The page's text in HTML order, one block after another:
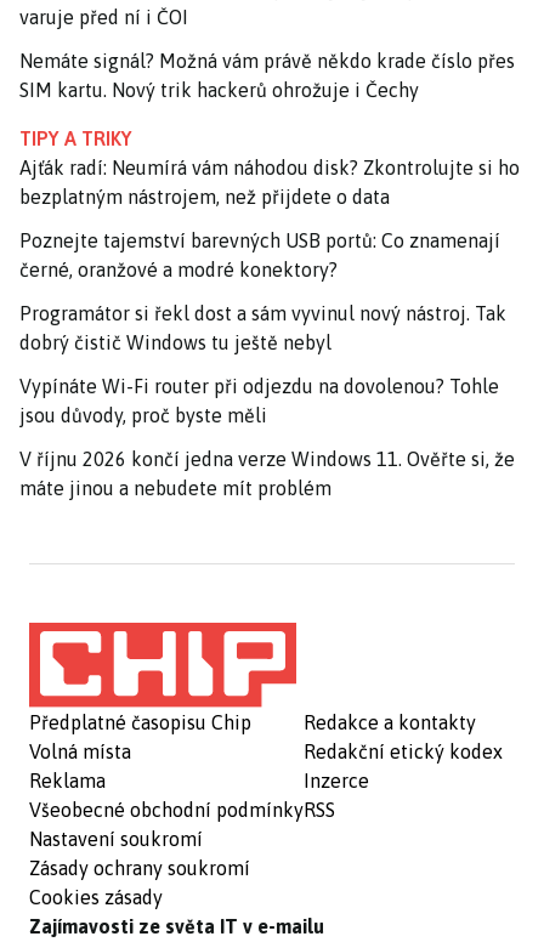
varuje před ní i ČOI
Nemáte signál? Možná vám právě někdo krade číslo přes
SIM kartu. Nový trik hackerů ohrožuje i Čechy
TIPY A TRIKY
Ajťák radí: Neumírá vám náhodou disk? Zkontrolujte si ho
bezplatným nástrojem, než přijdete o data
Poznejte tajemství barevných USB portů: Co znamenají
černé, oranžové a modré konektory?
Programátor si řekl dost a sám vyvinul nový nástroj. Tak
dobrý čistič Windows tu ještě nebyl
Vypínáte Wi-Fi router při odjezdu na dovolenou? Tohle
jsou důvody, proč byste měli
V říjnu 2026 končí jedna verze Windows 11. Ověřte si, že
máte jinou a nebudete mít problém
Předplatné časopisu Chip
Volná místa
Reklama
Všeobecné obchodní podmínky
Nastavení soukromí
Zásady ochrany soukromí
Cookies zásady
Redakce a kontakty
Redakční etický kodex
Inzerce
RSS
Zajímavosti ze světa IT v e-mailu